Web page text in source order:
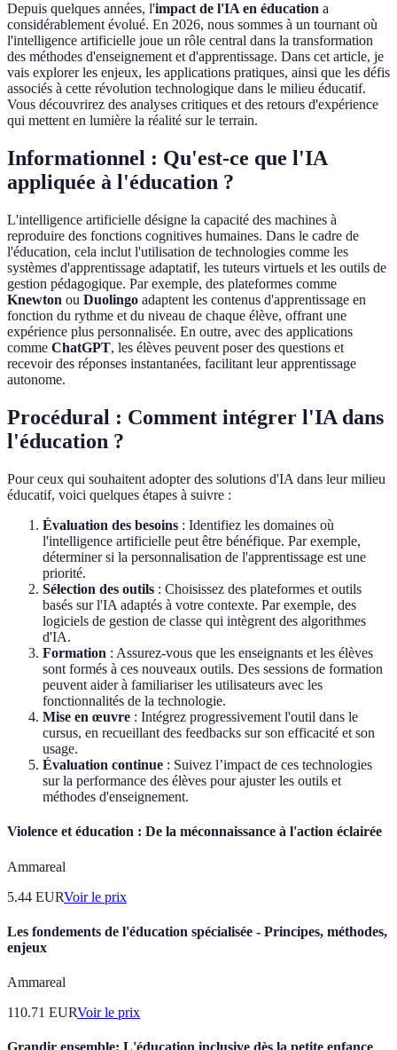
Depuis quelques années, l'impact de l'IA en éducation a
considérablement évolué. En 2026, nous sommes à un tournant où
l'intelligence artificielle joue un rôle central dans la transformation
des méthodes d'enseignement et d'apprentissage. Dans cet article, je
vais explorer les enjeux, les applications pratiques, ainsi que les défis
associés à cette révolution technologique dans le milieu éducatif.
Vous découvrirez des analyses critiques et des retours d'expérience
qui mettent en lumière la réalité sur le terrain.
Informationnel : Qu'est-ce que l'IA
appliquée à l'éducation ?
L'intelligence artificielle désigne la capacité des machines à
reproduire des fonctions cognitives humaines. Dans le cadre de
l'éducation, cela inclut l'utilisation de technologies comme les
systèmes d'apprentissage adaptatif, les tuteurs virtuels et les outils de
gestion pédagogique. Par exemple, des plateformes comme
Knewton ou Duolingo adaptent les contenus d'apprentissage en
fonction du rythme et du niveau de chaque élève, offrant une
expérience plus personnalisée. En outre, avec des applications
comme ChatGPT, les élèves peuvent poser des questions et
recevoir des réponses instantanées, facilitant leur apprentissage
autonome.
Procédural : Comment intégrer l'IA dans
l'éducation ?
Pour ceux qui souhaitent adopter des solutions d'IA dans leur milieu
éducatif, voici quelques étapes à suivre :
Évaluation des besoins : Identifiez les domaines où
l'intelligence artificielle peut être bénéfique. Par exemple,
déterminer si la personnalisation de l'apprentissage est une
priorité.
Sélection des outils : Choisissez des plateformes et outils
basés sur l'IA adaptés à votre contexte. Par exemple, des
logiciels de gestion de classe qui intègrent des algorithmes
d'IA.
Formation : Assurez-vous que les enseignants et les élèves
sont formés à ces nouveaux outils. Des sessions de formation
peuvent aider à familiariser les utilisateurs avec les
fonctionnalités de la technologie.
Mise en œuvre : Intégrez progressivement l'outil dans le
cursus, en recueillant des feedbacks sur son efficacité et son
usage.
Évaluation continue : Suivez l’impact de ces technologies
sur la performance des élèves pour ajuster les outils et
méthodes d'enseignement.
Violence et éducation : De la méconnaissance à l'action éclairée
Ammareal
5.44 EURVoir le prix
Les fondements de l'éducation spécialisée - Principes, méthodes,
enjeux
Ammareal
110.71 EURVoir le prix